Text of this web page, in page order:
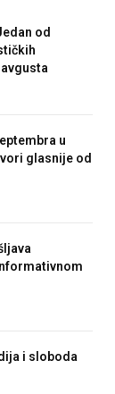
od
u
glasnije od
i sloboda